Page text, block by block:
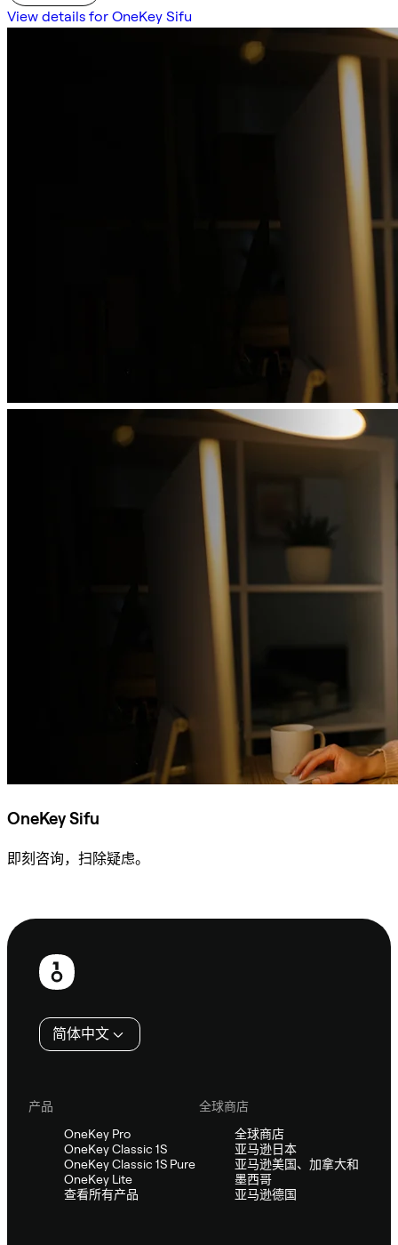
View details for OneKey Sifu
OneKey Sifu
即刻咨询，扫除疑虑。
页
简体中文
产品
OneKey Pro
OneKey Classic 1S
OneKey Classic 1S Pure
OneKey Lite
查看所有产品
全球商店
全球商店
亚马逊日本
亚马逊美国、加拿大和
墨西哥
亚马逊德国